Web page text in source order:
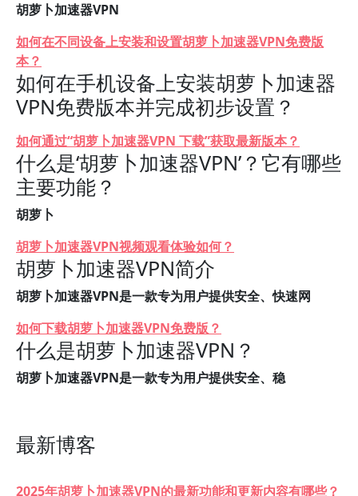
胡萝卜加速器VPN
如何在不同设备上安装和设置胡萝卜加速器VPN免费版
本？
如何在手机设备上安装胡萝卜加速器
VPN免费版本并完成初步设置？
如何通过“胡萝卜加速器VPN 下载”获取最新版本？
什么是‘胡萝卜加速器VPN’？它有哪些
主要功能？
胡萝卜
胡萝卜加速器VPN视频观看体验如何？
胡萝卜加速器VPN简介
胡萝卜加速器VPN是一款专为用户提供安全、快速网
如何下载胡萝卜加速器VPN免费版？
什么是胡萝卜加速器VPN？
胡萝卜加速器VPN是一款专为用户提供安全、稳
最新博客
2025年胡萝卜加速器VPN的最新功能和更新内容有哪些？